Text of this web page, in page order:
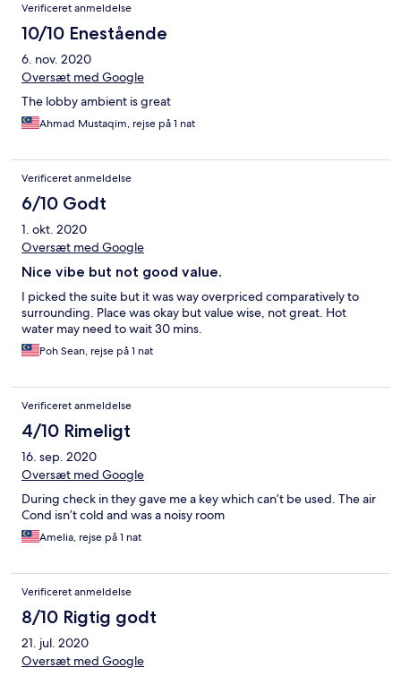
Verificeret anmeldelse
10/10 Enestående
6. nov. 2020
Oversæt med Google
The lobby ambient is great
Ahmad Mustaqim, rejse på 1 nat
Verificeret anmeldelse
6/10 Godt
1. okt. 2020
Oversæt med Google
Nice vibe but not good value.
I picked the suite but it was way overpriced comparatively to
surrounding. Place was okay but value wise, not great. Hot
water may need to wait 30 mins.
Poh Sean, rejse på 1 nat
Verificeret anmeldelse
4/10 Rimeligt
16. sep. 2020
Oversæt med Google
During check in they gave me a key which can’t be used. The air
Cond isn’t cold and was a noisy room
Amelia, rejse på 1 nat
Verificeret anmeldelse
8/10 Rigtig godt
21. jul. 2020
Oversæt med Google